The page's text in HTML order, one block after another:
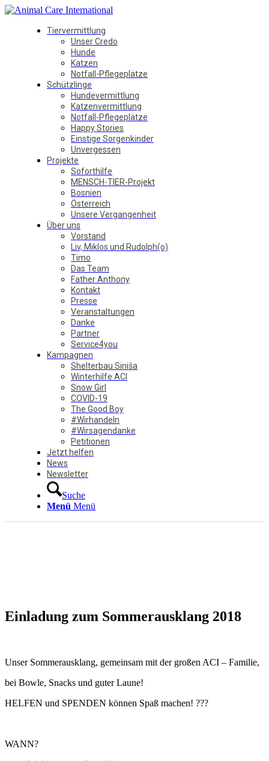
Tiervermittlung
Unser Credo
Hunde
Katzen
Notfall-Pflegeplätze
Schützlinge
Hundevermittlung
Katzenvermittlung
Notfall-Pflegeplätze
Happy Stories
Einstige Sorgenkinder
Unvergessen
Projekte
Soforthilfe
MENSCH-TIER-Projekt
Bosnien
Österreich
Unsere Vergangenheit
Über uns
Vorstand
Liv, Miklos und Rudolph(o)
Timo
Das Team
Father Anthony
Kontakt
Presse
Veranstaltungen
Danke
Partner
Service4you
Kampagnen
Shelterbau Siniša
Winterhilfe ACI
Snow Girl
COVID-19
The Good Boy
#Wirhandeln
#Wirsagendanke
Petitionen
Jetzt helfen
News
Newsletter
Suche
Menü Menü
Einladung zum Sommerausklang 2018
Unser Sommerausklang, gemeinsam mit der großen ACI – Familie,
bei Bowle, Snacks und guter Laune!
HELFEN und SPENDEN können Spaß machen! ???
WANN?